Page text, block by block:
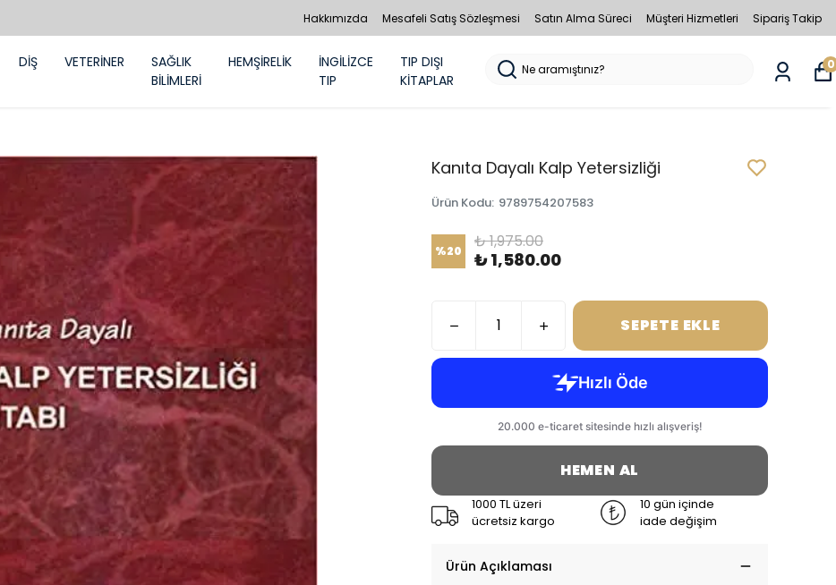
Hakkımızda Mesafeli Satış Sözleşmesi Satın Alma Süreci Müşteri Hizmetleri Sipariş Takip
DİŞ VETERİNER
SAĞLIK
BİLİMLERİ
HEMŞİRELİK
İNGİLİZCE
TIP
TIP DIŞI
KİTAPLAR
0
Kanıta Dayalı Kalp Yetersizliği
Ürün Kodu: 9789754207583
%20 ₺ 1,975.00
₺ 1,580.00
SEPETE EKLE
HEMEN AL
1000 TL üzeri
ücretsiz kargo
10 gün içinde
iade değişim
Ürün Açıklaması